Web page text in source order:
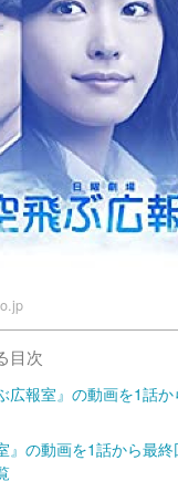
目次
広報室』の動画を1話
』の動画を1話から最